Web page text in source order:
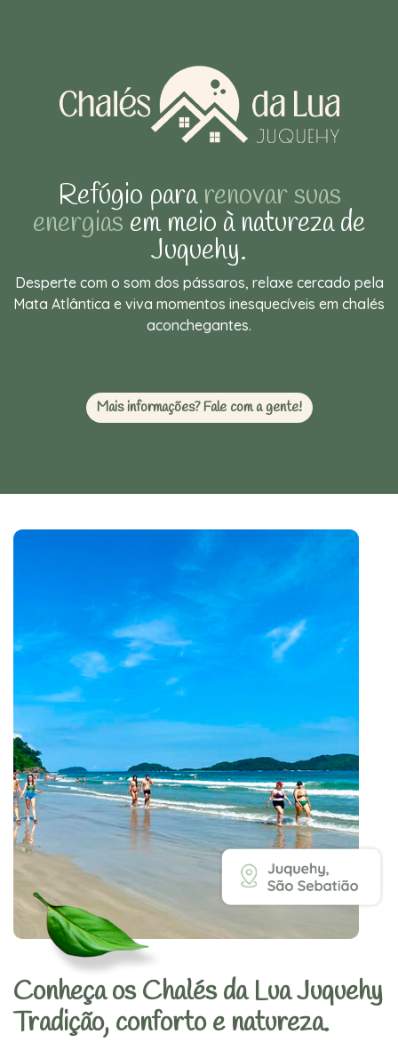
Refúgio pararenovar suas
energias em meio à natureza de
Juquehy.
Desperte com o som dos pássaros, relaxe cercado pela
Mata Atlântica e viva momentos inesquecíveis em chalés
aconchegantes.
Mais informações? Fale com a gente!
Conheça os Chalés da Lua Juquehy
Tradição, conforto e natureza.